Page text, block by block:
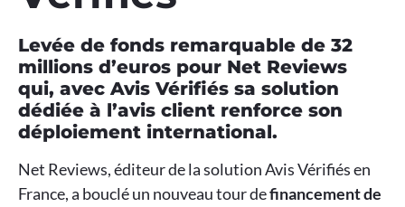
Levée de fonds remarquable de 32
millions d’euros pour Net Reviews
qui, avec Avis Vérifiés sa solution
dédiée à l’avis client renforce son
déploiement international.
Net Reviews, éditeur de la solution Avis Vérifiés en
France, a bouclé un nouveau tour definancement de